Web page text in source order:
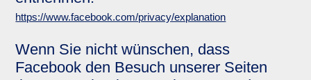
https://www.facebook.com/privacy/explanation
Wenn Sie nicht wünschen, dass
Facebook den Besuch unserer Seiten